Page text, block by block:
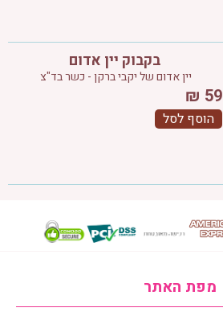
בקבוק יין אדום
יין אדום של יקבי ברקן - כשר בד"צ
59
₪
הוסף לסל
מפת האתר